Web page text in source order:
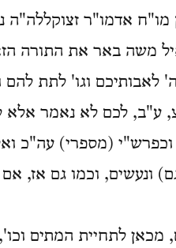
אדמו"ר זצוקללה"ה
משה באר את התורה
לאבותיכם וגו' לתת להם
צ, ע"ב, לכם לא נאמר אלא
(מספרי) עה"כ
ונעשים, וכמו גם אז, אם
לתחיית המתים וכו',